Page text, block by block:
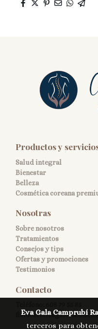
Productos y
Salud integral
Bienestar
Belleza
Cosmética coreana
Nosotras
Sobre nosotros
Tratamientos
Consejos y tips
Ofertas y promociones
Testimonios
Contacto
Eva Gala Camprubí
terceros para